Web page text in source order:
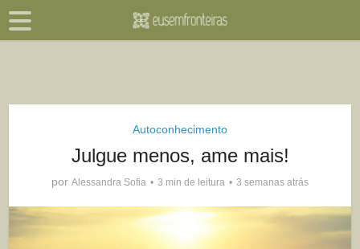
Autoconhecimento
Julgue menos, ame mais!
por Alessandra Sofia 3 min de leitura 3 semanas atrás